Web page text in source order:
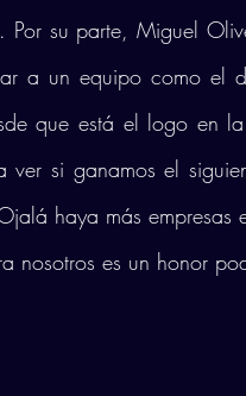
Por su parte, Miguel
a un equipo como el
que está el logo en
si ganamos el
haya más empresas
es un honor